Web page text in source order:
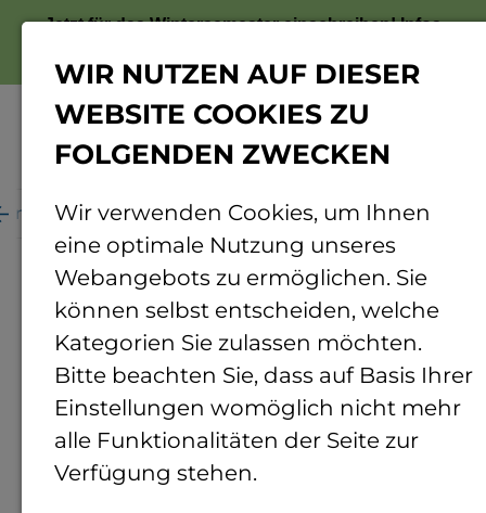
Jetzt für das Wintersemester einschreiben!Infos
Personenverzeichnis Personendetails
WIR NUTZEN AUF DIESER
WEBSITE COOKIES ZU
FOLGENDEN ZWECKEN
Wir verwenden Cookies, um Ihnen
eine optimale Nutzung unseres
Webangebots zu ermöglichen. Sie
können selbst entscheiden, welche
Kategorien Sie zulassen möchten.
Bitte beachten Sie, dass auf Basis Ihrer
Einstellungen womöglich nicht mehr
alle Funktionalitäten der Seite zur
Verfügung stehen.